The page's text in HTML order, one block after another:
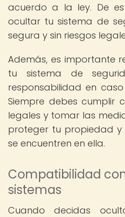
acuerdo a la ley. De
ocultar tu sistema de
segura y sin riesgos
Además, es importante
tu sistema de
responsabilidad en
Siempre debes cumplir
legales y tomar las
proteger tu propiedad
se encuentren en ella.
Compatibilidad
sistemas
Cuando decidas